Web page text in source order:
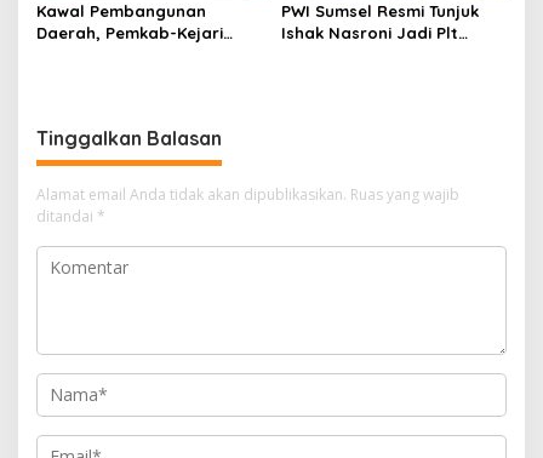
Kawal Pembangunan
Daerah, Pemkab-Kejari
PWI Sumsel Resmi Tunjuk
Ishak Nasroni Jadi Plt
Tinggalkan Balasan
Alamat email Anda tidak akan dipublikasikan. Ruas yang wajib
ditandai *